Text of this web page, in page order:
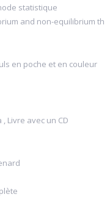
statistique
and non-equilibrium th
en poche et en couleur
Livre avec un CD